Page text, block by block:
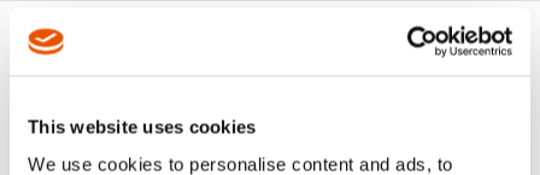
This website uses cookies
We use cookies to personalise content and ads, to
Sicherheit, Schutz und Anregungen